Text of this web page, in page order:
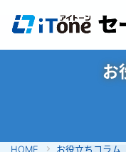
お
HOME
お役立ちコラム